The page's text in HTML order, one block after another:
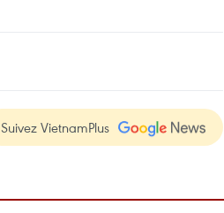
Suivez VietnamPlus